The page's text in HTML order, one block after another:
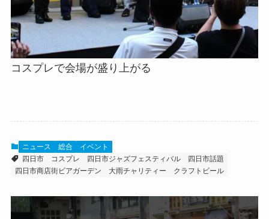
コスプレで会場が盛り上がる
ニュース 総合
イベント
四日市
コスプレ 四日市ジャズフェスティバル
四日市話題
四日市商店街ビアガーデン
大雨チャリティー クラフトビール